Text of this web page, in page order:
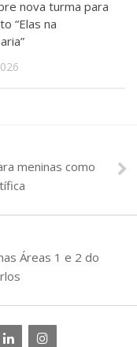
nova turma para
“Elas na
meninas como
Áreas 1 e 2 do